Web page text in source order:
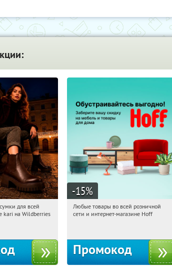
Получили:
для всей
kari на Wildberries
-15%
13:44:59 Получили:
Любые товары во всей розничной
сети и интернет-магазине Hoff
Промокод